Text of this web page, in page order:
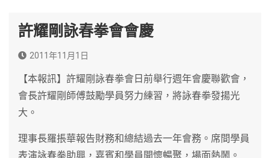
許耀剛詠春拳會會慶
2011年11月1日
【本報訊】許耀剛詠春拳會日前舉行週年會慶聯歡會，
會長許耀剛師傅鼓勵學員努力練習，將詠春拳發揚光
大。
理事長羅掁華報告財務和總結過去一年會務。席間學員
表演詠春拳助興，嘉賓和學員開懷暢聚，場面熱鬧。